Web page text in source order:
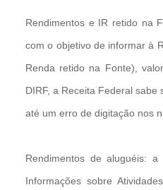
Rendimentos e IR retido na
com o objetivo de informar à
Renda retido na Fonte),
DIRF, a Receita Federal
até um erro de digitação nos
Rendimentos de aluguéis:
Informações sobre